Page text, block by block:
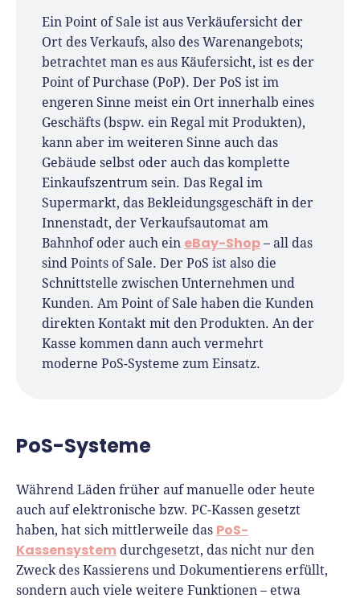
Gründerinnen und Gründern praxisnahe
Inhalte und echte Insights an die Hand zu
geben. Das tut er als Chefredakteur,
Podcast-Host, Webinar-Moderator und auf
unserem YouTube-Kanal.
Er ist Interviewpartner in anderen Medien
und verfasst Fachbeiträge zu
Gründungsthemen.
Ein Point of Sale ist aus Verkäufersicht der
Ort des Verkaufs, also des Warenangebots;
betrachtet man es aus Käufersicht, ist es der
Point of Purchase (PoP). Der PoS ist im
engeren Sinne meist ein Ort innerhalb eines
Geschäfts (bspw. ein Regal mit Produkten),
kann aber im weiteren Sinne auch das
Gebäude selbst oder auch das komplette
Einkaufszentrum sein. Das Regal im
Supermarkt, das Bekleidungsgeschäft in der
Innenstadt, der Verkaufsautomat am
Bahnhof oder auch ein eBay-Shop – all das
sind Points of Sale. Der PoS ist also die
Schnittstelle zwischen Unternehmen und
Kunden. Am Point of Sale haben die Kunden
direkten Kontakt mit den Produkten. An der
Kasse kommen dann auch vermehrt
moderne PoS-Systeme zum Einsatz.
PoS-Systeme
Während Läden früher auf manuelle oder heute
auch auf elektronische bzw. PC-Kassen gesetzt
haben, hat sich mittlerweile das PoS-
Kassensystem durchgesetzt, das nicht nur den
Zweck des Kassierens und Dokumentierens erfüllt,
sondern auch viele weitere Funktionen – etwa